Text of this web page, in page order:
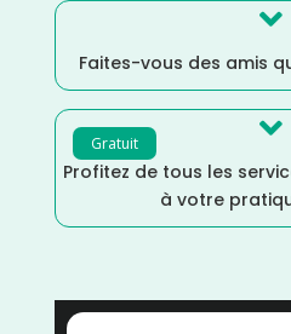

Faites-vous des amis
Gratuit 
Profitez de tous les
à votre